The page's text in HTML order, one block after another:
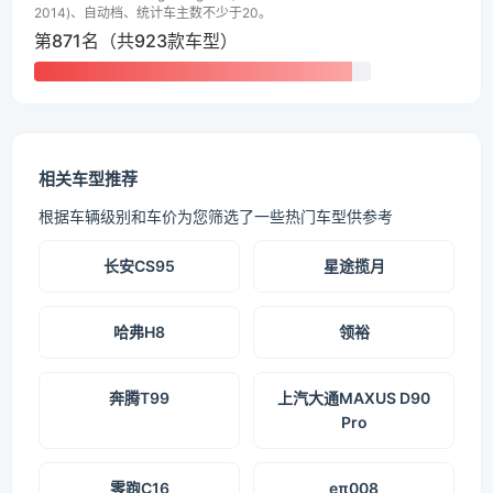
2014)、自动档、统计车主数不少于20。
第871名（共923款车型）
相关车型推荐
根据车辆级别和车价为您筛选了一些热门车型供参考
长安CS95 星途揽月
哈弗H8 领裕
奔腾T99
上汽大通MAXUS D90
Pro
零跑C16 eπ008